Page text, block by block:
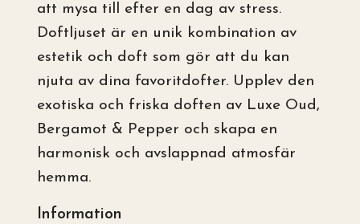
att mysa till efter en dag av stress.
Doftljuset är en unik kombination av
estetik och doft som gör att du kan
njuta av dina favoritdofter. Upplev den
exotiska och friska doften av Luxe Oud,
Bergamot & Pepper och skapa en
harmonisk och avslappnad atmosfär
hemma.
Information